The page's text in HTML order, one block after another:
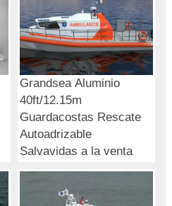
Grandsea Aluminio
40ft/12.15m
Guardacostas Rescate
Autoadrizable
Salvavidas a la venta